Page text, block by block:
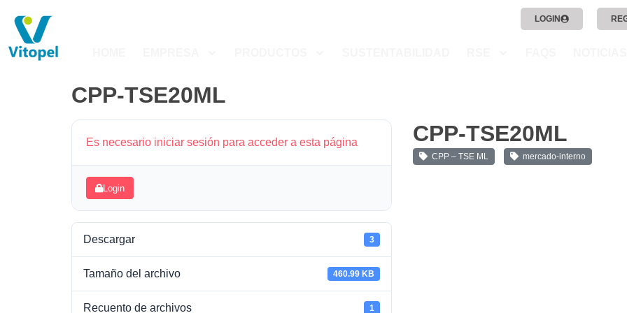
LOGIN
CPP-TSE20ML
Es necesario iniciar sesión para acceder a esta página
Login
Descargar 3
Tamaño del archivo 460.99 KB
Recuento de archivos 1
CPP-TSE20ML
CPP – TSE ML mercado-interno